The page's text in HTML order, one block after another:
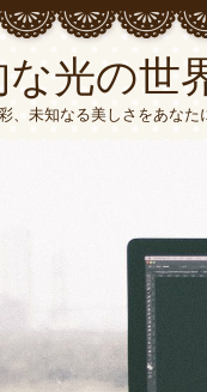
光の世
、未知なる美しさをあなた